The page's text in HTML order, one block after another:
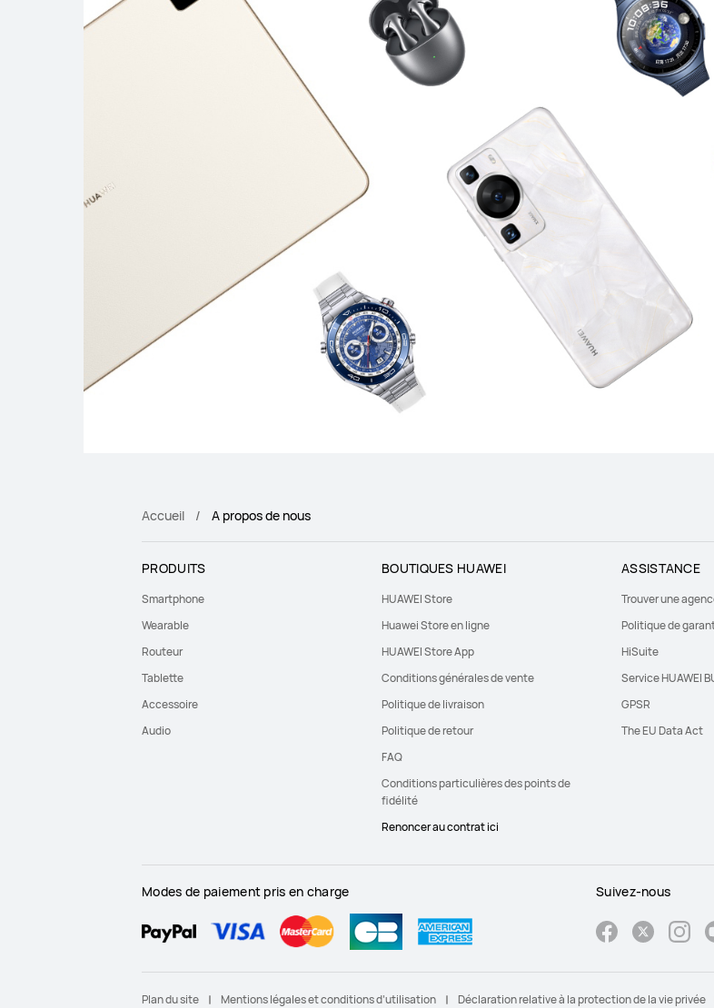
Accueil A propos de nous
PRODUITS
Smartphone
Wearable
Routeur
Tablette
Accessoire
Audio
BOUTIQUES HUAWEI
HUAWEI Store
Huawei Store en ligne
HUAWEI Store App
Conditions générales de vente
Politique de livraison
Politique de retour
FAQ
Conditions particulières des points de
fidélité
Renoncer au contrat ici
ASSISTANCE
Trouver une
Politique de
HiSuite
Service HUAWEI
GPSR
The EU Data Act
Modes de paiement pris en charge Suivez-nous
Plan du site Mentions légales et conditions d’utilisation Déclaration relative à la protection de la vie privée